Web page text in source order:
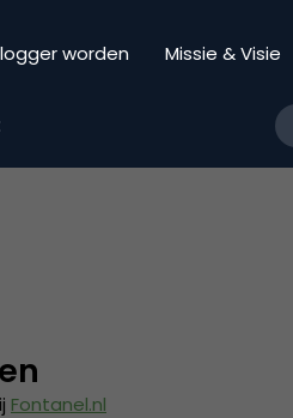
worden Missie & Visie
Fontanel.nl